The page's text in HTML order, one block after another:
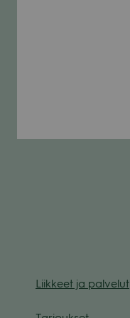
Liik­keet ja pal­ve­lut